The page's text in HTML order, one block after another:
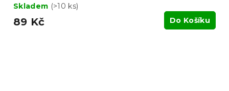
Skladem (>10 ks)
89 Kč Do Košíku